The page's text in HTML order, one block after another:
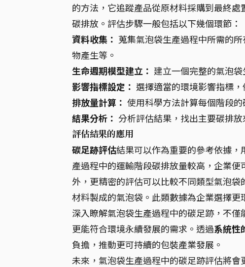
的方法，它追蹤產品從原材料採購到最終
碳排放。評估步驟一般包括以下幾個環節：
資料收集： 蒐集氣泡袋生產過程中所需的
物產生等。
生命週期模型建立： 建立一個完整的氣泡
影響指標設定： 選擇適當的環境影響指標
排放量計算： 使用科學方法計算每個階段
結果分析： 分析評估結果，找出主要碳排
評估結果的應用
碳足跡評估結果可以作為重要的參考依據
產過程中的運輸階段碳排放量較高，企業
外，更精密的評估可以比較不同類型氣泡
材料製成的氣泡袋。此類數據為企業選擇更
深入瞭解氣泡袋生產過程中的碳足跡，不
更能符合環境永續發展的需求。透過系統性
負擔，推動更可持續的包裝產業發展。
未來，氣泡袋生產過程中的碳足跡評估將